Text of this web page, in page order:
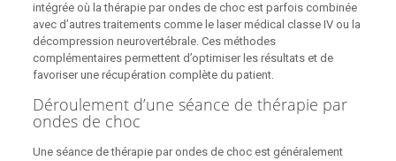
intégrée où la thérapie par ondes de choc est parfois combinée
avec d’autres traitements comme le laser médical classe IV ou la
décompression neurovertébrale. Ces méthodes
complémentaires permettent d’optimiser les résultats et de
favoriser une récupération complète du patient.
Déroulement d’une séance de thérapie par
ondes de choc
Une séance de thérapie par ondes de choc est généralement